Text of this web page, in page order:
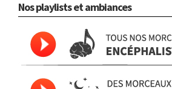
Nos playlists et ambiances